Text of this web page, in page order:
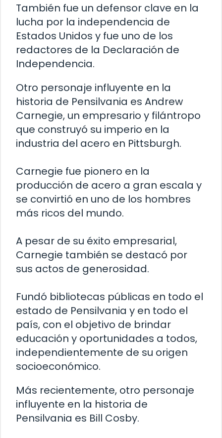
También fue un defensor clave en la
lucha por la independencia de
Estados Unidos y fue uno de los
redactores de la Declaración de
Independencia.
Otro personaje influyente en la
historia de Pensilvania es Andrew
Carnegie, un empresario y filántropo
que construyó su imperio en la
industria del acero en Pittsburgh.
Carnegie fue pionero en la
producción de acero a gran escala y
se convirtió en uno de los hombres
más ricos del mundo.
A pesar de su éxito empresarial,
Carnegie también se destacó por
sus actos de generosidad.
Fundó bibliotecas públicas en todo el
estado de Pensilvania y en todo el
país, con el objetivo de brindar
educación y oportunidades a todos,
independientemente de su origen
socioeconómico.
Más recientemente, otro personaje
influyente en la historia de
Pensilvania es Bill Cosby.